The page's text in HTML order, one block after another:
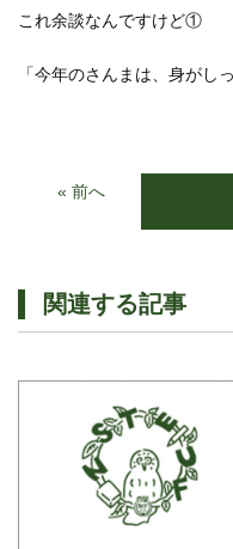
これ余談なんですけど①
「今年のさんまは、身がし
« 前へ
関連する記事